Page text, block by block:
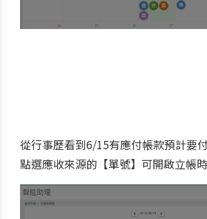
從行事歷看到6/15有應付帳款預計要
點選應收來源的【單號】可開啟立帳